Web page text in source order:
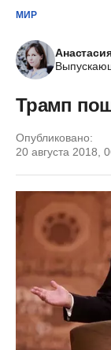
МИР
Трамп
Опубликовано:
20 августа 2018,